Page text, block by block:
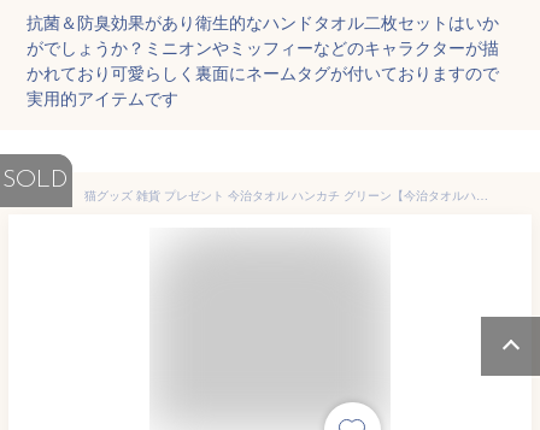
抗菌＆防臭効果があり衛生的なハンドタオル二枚セットはいか
がでしょうか？ミニオンやミッフィーなどのキャラクターが描
かれており可愛らしく裏面にネームタグが付いておりますので
実用的アイテムです
SOLD
猫グッズ 雑貨 プレゼント 今治タオル ハンカチ グリーン【今治タオルハンカチ 夢みるネコ】婦人 子供 プレゼント ギフト ネコ柄 猫雑貨 タオルハンカチ ハンカチ レディース ss50 za_s 猫 雑貨 プレゼント 猫 モチーフ 雑貨 プレゼント ma